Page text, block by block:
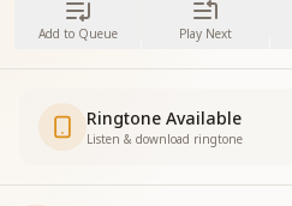
Add to Queue Play Next
Ringtone Available
Listen & download ringtone